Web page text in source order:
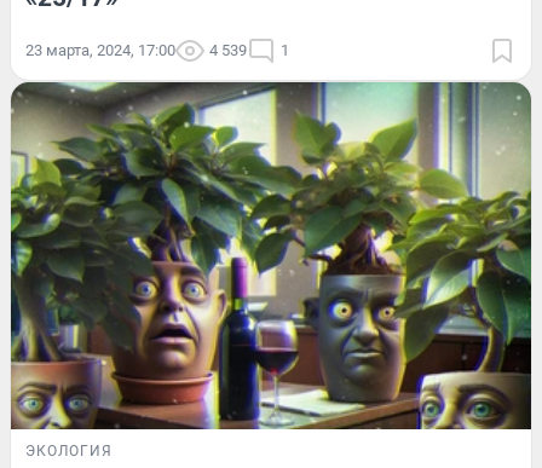
23 марта, 2024, 17:00 4 539 1
ЭКОЛОГИЯ